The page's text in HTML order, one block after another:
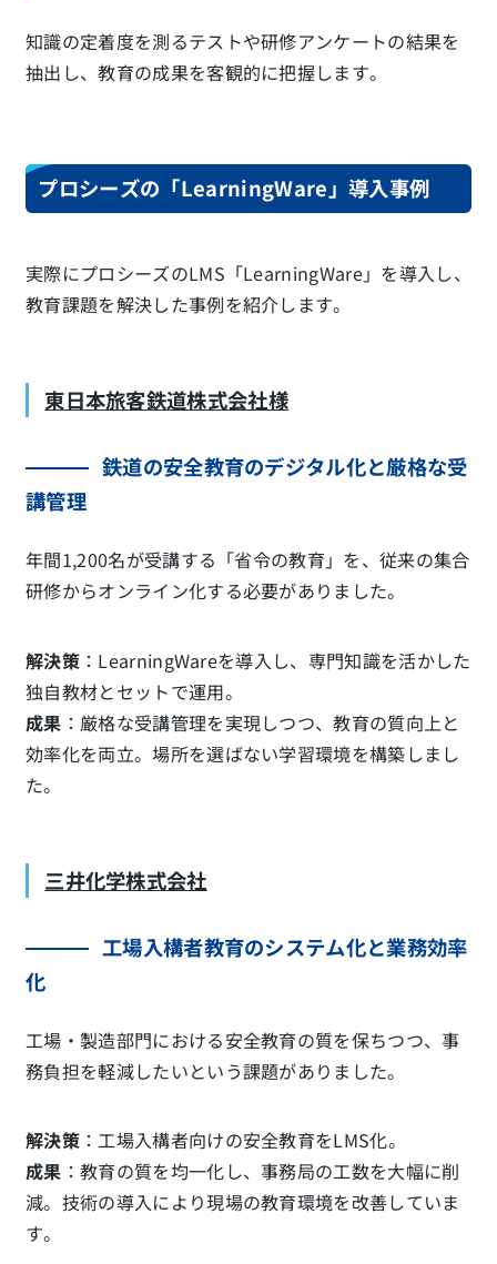
知識の定着度を測るテストや研修アンケートの結果を
抽出し、教育の成果を客観的に把握します。
プロシーズの「LearningWare」導入事例
実際にプロシーズのLMS「LearningWare」を導入し、
教育課題を解決した事例を紹介します。
東日本旅客鉄道株式会社様
鉄道の安全教育のデジタル化と厳格な受
講管理
年間1,200名が受講する「省令の教育」を、従来の集合
研修からオンライン化する必要がありました。
解決策：LearningWareを導入し、専門知識を活かした
独自教材とセットで運用。
成果 ：厳格な受講管理を実現しつつ、教育の質向上と
効率化を両立。場所を選ばない学習環境を構築しまし
た。
三井化学株式会社
工場入構者教育のシステム化と業務効率
化
工場・製造部門における安全教育の質を保ちつつ、事
務負担を軽減したいという課題がありました。
解決策：工場入構者向けの安全教育をLMS化。
成果 ：教育の質を均一化し、事務局の工数を大幅に削
減。技術の導入により現場の教育環境を改善していま
す。